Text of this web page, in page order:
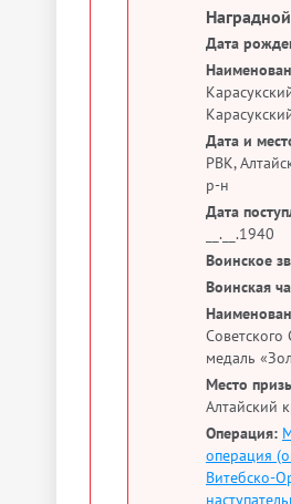
Дата
Дата и
РВК,
р-н
Дата
__.__.1940
Воинское
Воинская
медаль
Место
Алтайский
Операция:
операция
Витебско-